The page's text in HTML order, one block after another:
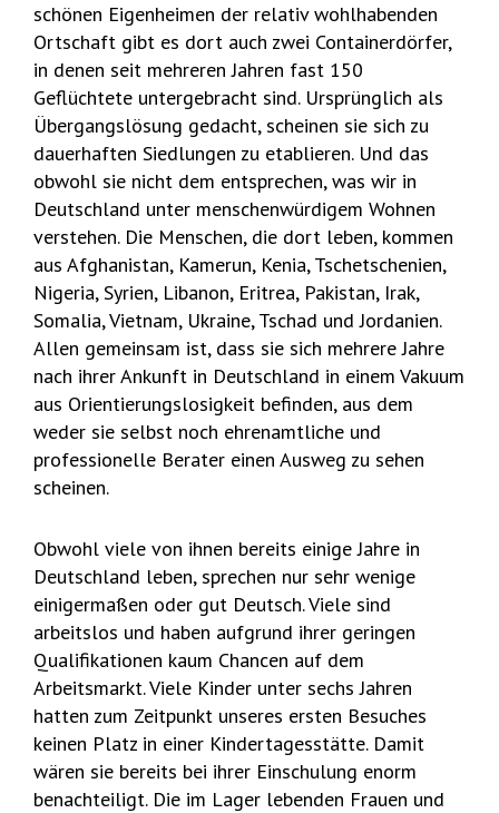
schönen Eigenheimen der relativ wohlhabenden
Ortschaft gibt es dort auch zwei Containerdörfer,
in denen seit mehreren Jahren fast 150
Geflüchtete untergebracht sind. Ursprünglich als
Übergangslösung gedacht, scheinen sie sich zu
dauerhaften Siedlungen zu etablieren. Und das
obwohl sie nicht dem entsprechen, was wir in
Deutschland unter menschenwürdigem Wohnen
verstehen. Die Menschen, die dort leben, kommen
aus Afghanistan, Kamerun, Kenia, Tschetschenien,
Nigeria, Syrien, Libanon, Eritrea, Pakistan, Irak,
Somalia, Vietnam, Ukraine, Tschad und Jordanien.
Allen gemeinsam ist, dass sie sich mehrere Jahre
nach ihrer Ankunft in Deutschland in einem Vakuum
aus Orientierungslosigkeit befinden, aus dem
weder sie selbst noch ehrenamtliche und
professionelle Berater einen Ausweg zu sehen
scheinen.
Obwohl viele von ihnen bereits einige Jahre in
Deutschland leben, sprechen nur sehr wenige
einigermaßen oder gut Deutsch. Viele sind
arbeitslos und haben aufgrund ihrer geringen
Qualifikationen kaum Chancen auf dem
Arbeitsmarkt. Viele Kinder unter sechs Jahren
hatten zum Zeitpunkt unseres ersten Besuches
keinen Platz in einer Kindertagesstätte. Damit
wären sie bereits bei ihrer Einschulung enorm
benachteiligt. Die im Lager lebenden Frauen und